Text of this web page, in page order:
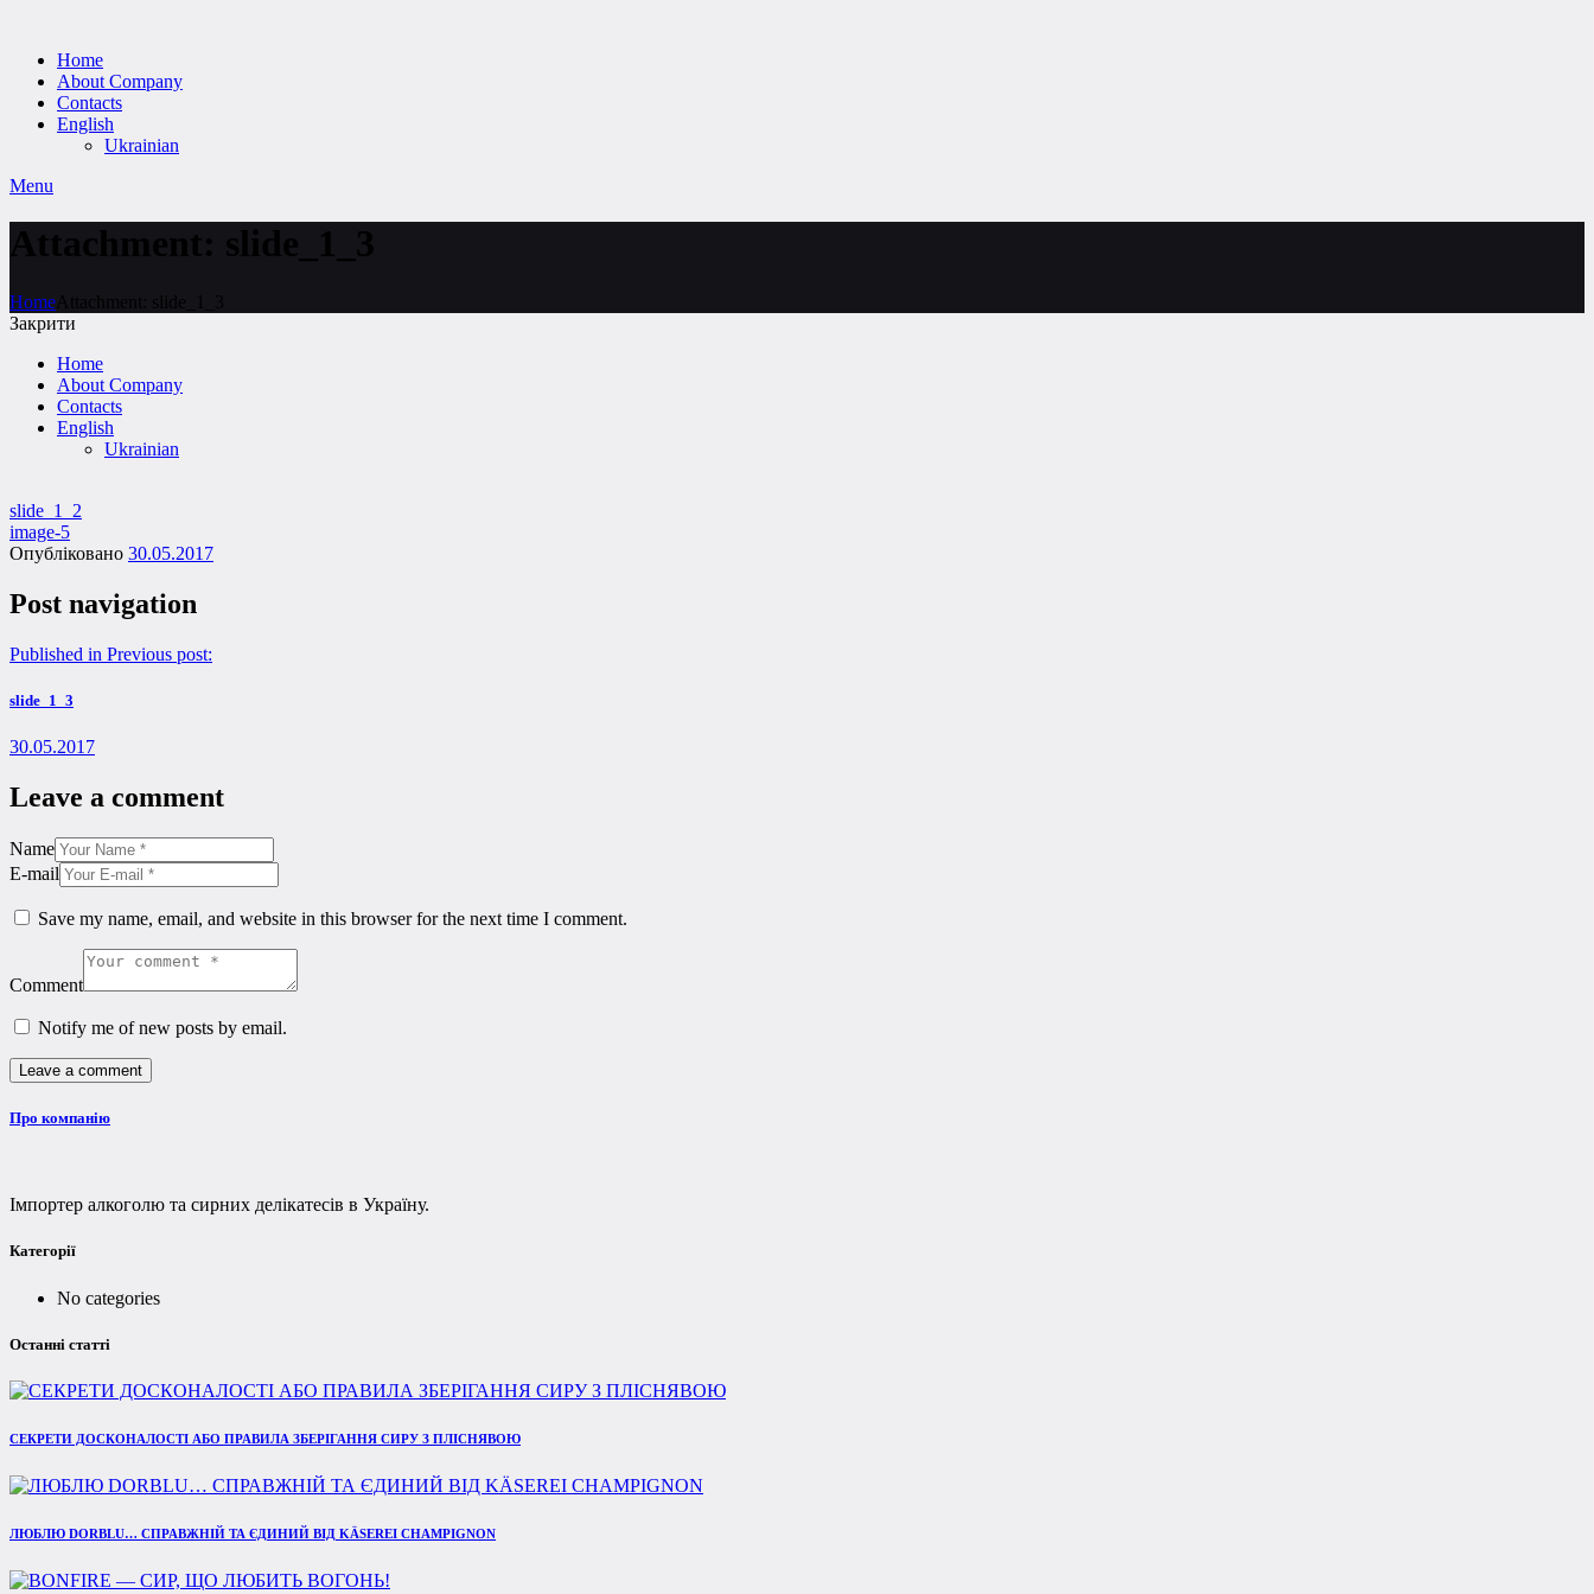
Home
About Company
Contacts
English
Ukrainian
Menu
Attachment: slide_1_3
Home Attachment: slide_1_3
Закрити
Home
About Company
Contacts
English
Ukrainian
slide_1_2
image-5
Опубліковано 30.05.2017
Post navigation
Published in Previous post:
slide_1_3
30.05.2017
Leave a comment
Name
E-mail
Save my name, email, and website in this browser for the next time I comment.
Comment
Notify me of new posts by email.
Про компанію
Імпортер алкоголю та сирних делікатесів в Україну.
Категорії
No categories
Останні статті
СЕКРЕТИ ДОСКОНАЛОСТІ АБО ПРАВИЛА ЗБЕРІГАННЯ СИРУ З ПЛІСНЯВОЮ
ЛЮБЛЮ DORBLU… СПРАВЖНІЙ ТА ЄДИНИЙ ВІД KÄSEREI CHAMPIGNON